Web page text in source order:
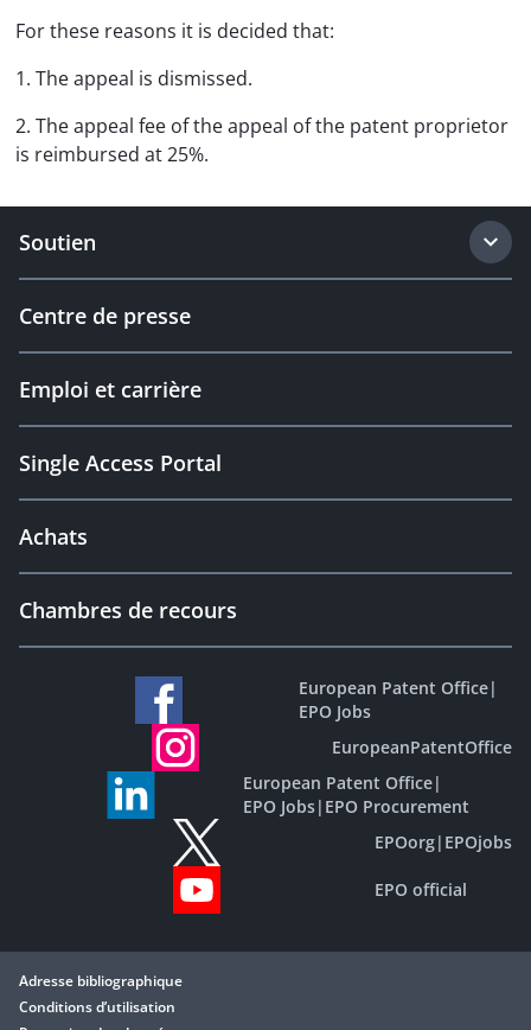
For these reasons it is decided that:
1. The appeal is dismissed.
2. The appeal fee of the appeal of the patent proprietor
is reimbursed at 25%.
Soutien
Centre de presse
Emploi et carrière
Single Access Portal
Achats
Chambres de recours
European Patent Office|
EPO Jobs
EuropeanPatentOffice
European Patent Office|
EPO Jobs| EPO Procurement
EPOorg| EPOjobs
EPO official
Adresse bibliographique
Conditions d’utilisation